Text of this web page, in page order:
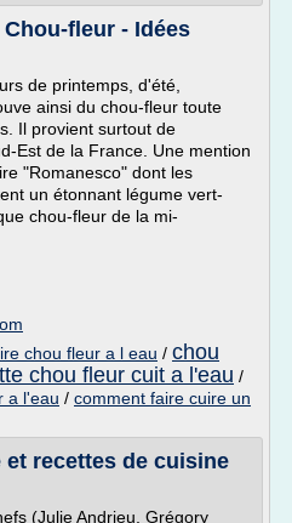
fleur - Idées
de printemps, d'été,
ainsi du chou-fleur toute
Il provient surtout de
Est de la France. Une mention
"Romanesco" dont les
un étonnant légume vert-
chou-fleur de la mi-
chou fleur a l eau / chou
chou fleur cuit a l'eau /
a l'eau / comment faire cuire un
recettes de cuisine
(Julie Andrieu, Grégory